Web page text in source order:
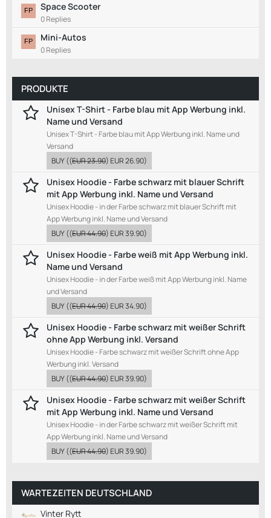
Space Scooter
0 Replies
Mini-Autos
0 Replies
PRODUKTE
Unisex T-Shirt - Farbe blau mit App Werbung inkl.
Name und Versand
Unisex T-Shirt - Farbe blau mit App Werbung inkl. Name und
Versand
BUY((EUR 23.90)EUR 26.90)
Unisex Hoodie - Farbe schwarz mit blauer Schrift
mit App Werbung inkl. Name und Versand
Unisex Hoodie - in der Farbe schwarz mit blauer Schrift mit
App Werbung inkl. Name und Versand
BUY((EUR 44.90)EUR 39.90)
Unisex Hoodie - Farbe weiß mit App Werbung inkl.
Name und Versand
Unisex Hoodie - in der Farbe weiß mit App Werbung inkl. Name
und Versand
BUY((EUR 44.90)EUR 34.90)
Unisex Hoodie - Farbe schwarz mit weißer Schrift
ohne App Werbung inkl. Versand
Unisex Hoodie - Farbe schwarz mit weißer Schrift ohne App
Werbung inkl. Versand
BUY((EUR 44.90)EUR 39.90)
Unisex Hoodie - Farbe schwarz mit weißer Schrift
mit App Werbung inkl. Name und Versand
Unisex Hoodie - in der Farbe schwarz mit weißer Schrift mit
App Werbung inkl. Name und Versand
BUY((EUR 44.90)EUR 39.90)
WARTEZEITEN DEUTSCHLAND
Vinter Rytt